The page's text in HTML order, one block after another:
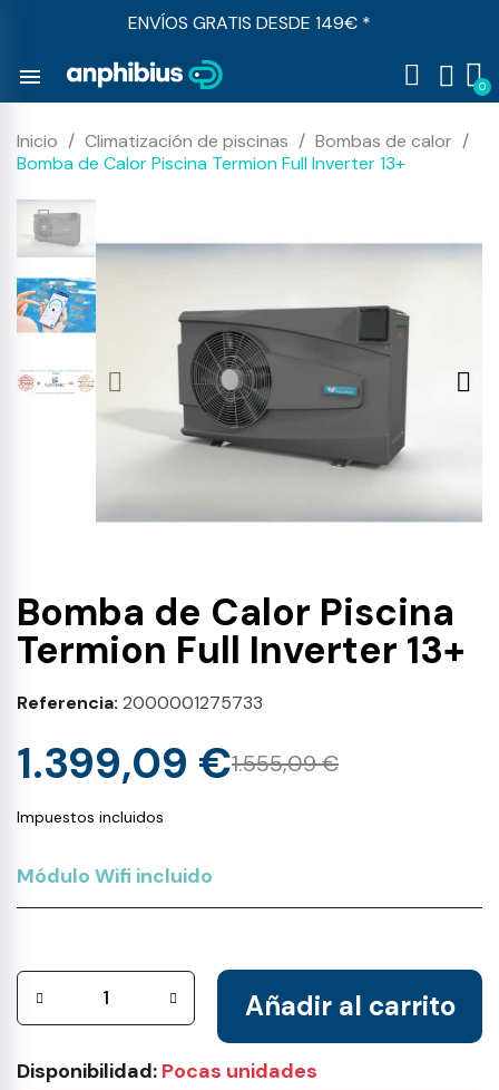
ENVÍOS GRATIS DESDE 149€ *
menu
Inicio Climatización de piscinas
Bombas de calor
Bomba de Calor Piscina Termion Full Inverter 13+
Bomba de Calor Piscina
Termion Full Inverter 13+
Referencia 2000001275733
1.555,09 €
1.399,09 €
Impuestos incluidos
Módulo Wifi incluido
Añadir al carrito
Disponibilidad: Pocas unidades